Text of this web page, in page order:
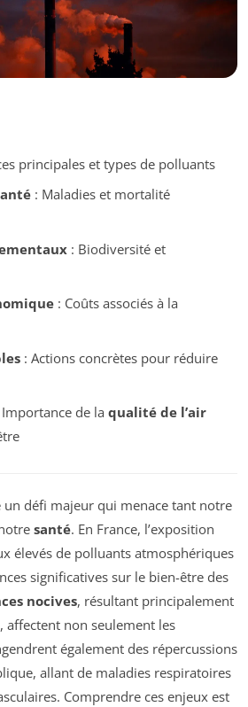
principales et types de polluants
: Maladies et mortalité
: Biodiversité et
: Coûts associés à la
: Actions concrètes pour réduire
de la qualité de l’air
un défi majeur qui menace tant notre
santé. En France, l’exposition
élevés de polluants atmosphériques
significatives sur le bien-être des
nocives, résultant principalement
affectent non seulement les
également des répercussions
allant de maladies respiratoires
Comprendre ces enjeux est